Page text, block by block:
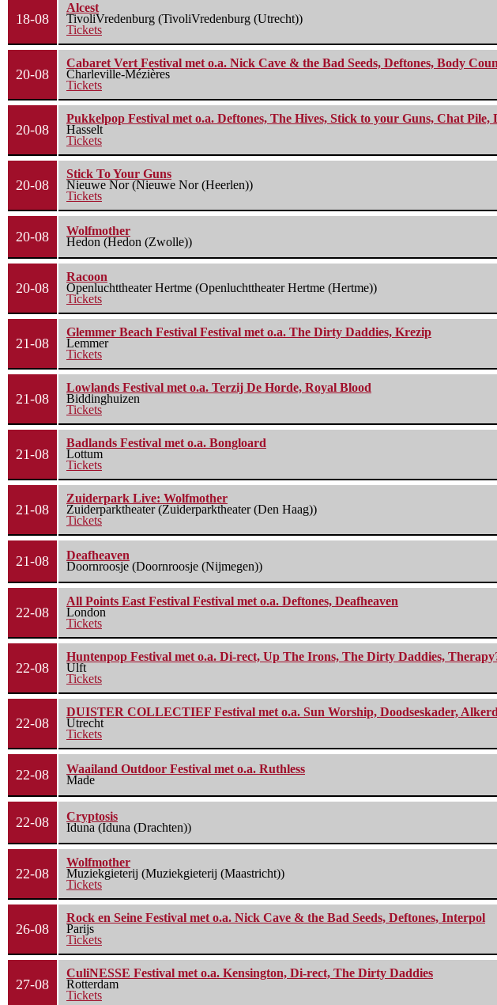
18-08
Alcest
TivoliVredenburg (TivoliVredenburg (Utrecht))
Tickets
20-08
Cabaret Vert Festival met o.a. Nick Cave & the Bad Seeds, Deftones, Body
Charleville-Mézières
Tickets
20-08
Pukkelpop Festival met o.a. Deftones, The Hives, Stick to your Guns, Chat Pile,
Hasselt
Tickets
20-08
Stick To Your Guns
Nieuwe Nor (Nieuwe Nor (Heerlen))
Tickets
20-08
Wolfmother
Hedon (Hedon (Zwolle))
20-08
Racoon
Openluchttheater Hertme (Openluchttheater Hertme (Hertme))
Tickets
21-08
Glemmer Beach Festival Festival met o.a. The Dirty Daddies, Krezip
Lemmer
Tickets
21-08
Lowlands Festival met o.a. Terzij De Horde, Royal Blood
Biddinghuizen
Tickets
21-08
Badlands Festival met o.a. Bongloard
Lottum
Tickets
21-08
Zuiderpark Live: Wolfmother
Zuiderparktheater (Zuiderparktheater (Den Haag))
Tickets
21-08
Deafheaven
Doornroosje (Doornroosje (Nijmegen))
22-08
All Points East Festival Festival met o.a. Deftones, Deafheaven
London
Tickets
22-08
Huntenpop Festival met o.a. Di-rect, Up The Irons, The Dirty Daddies,
Ulft
Tickets
22-08
DUISTER COLLECTIEF Festival met o.a. Sun Worship, Doodseskader,
Utrecht
Tickets
22-08
Waailand Outdoor Festival met o.a. Ruthless
Made
22-08
Cryptosis
Iduna (Iduna (Drachten))
22-08
Wolfmother
Muziekgieterij (Muziekgieterij (Maastricht))
Tickets
26-08
Rock en Seine Festival met o.a. Nick Cave & the Bad Seeds, Deftones, Interpol
Parijs
Tickets
27-08
CuliNESSE Festival met o.a. Kensington, Di-rect, The Dirty Daddies
Rotterdam
Tickets